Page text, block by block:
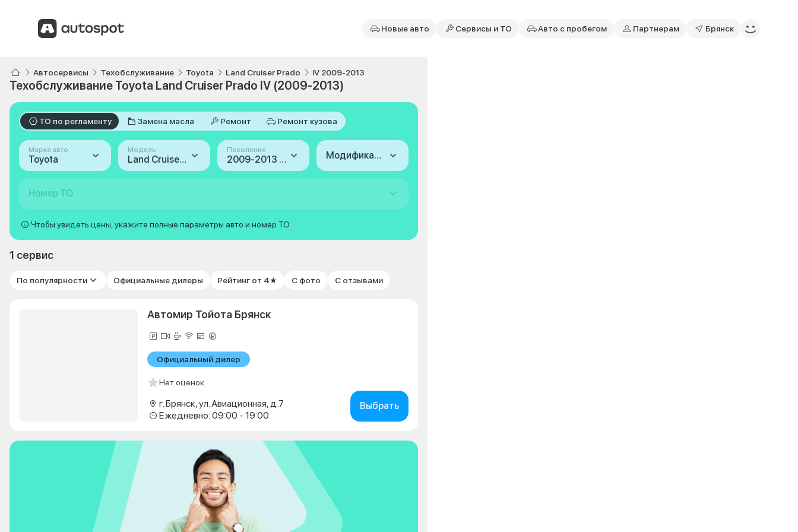
Новые авто Сервисы и ТО Авто с пробегом Партнерам Брянск
Автосервисы Техобслуживание Toyota Land Cruiser Prado IV 2009-2013
Техобслуживание Toyota Land Cruiser Prado IV (2009-2013)
ТО по регламенту Замена масла Ремонт Ремонт кузова
Марка авто
Toyota
Модель
Land Cruiser Prado
Поколение
2009-2013 (IV) Модификация
Номер ТО
Чтобы увидеть цены, укажите полные параметры авто и номер ТО
1 сервис
По популярности Официальные дилеры Рейтинг от 4★ С фото С отзывами
Автомир Тойота Брянск
Официальный дилер
Нет оценок
г. Брянск, ул. Авиационная, д.7
Ежедневно: 09:00 - 19:00
Выбрать